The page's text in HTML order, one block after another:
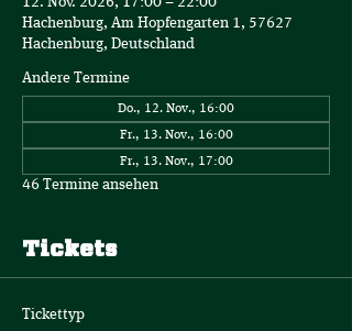
Hachenburg, Am Hopfengarten 1, 57627
Hachenburg, Deutschland
Andere Termine
Do., 12. Nov., 16:00
Fr., 13. Nov., 16:00
Fr., 13. Nov., 17:00
46 Termine ansehen
Tickets
Tickettyp